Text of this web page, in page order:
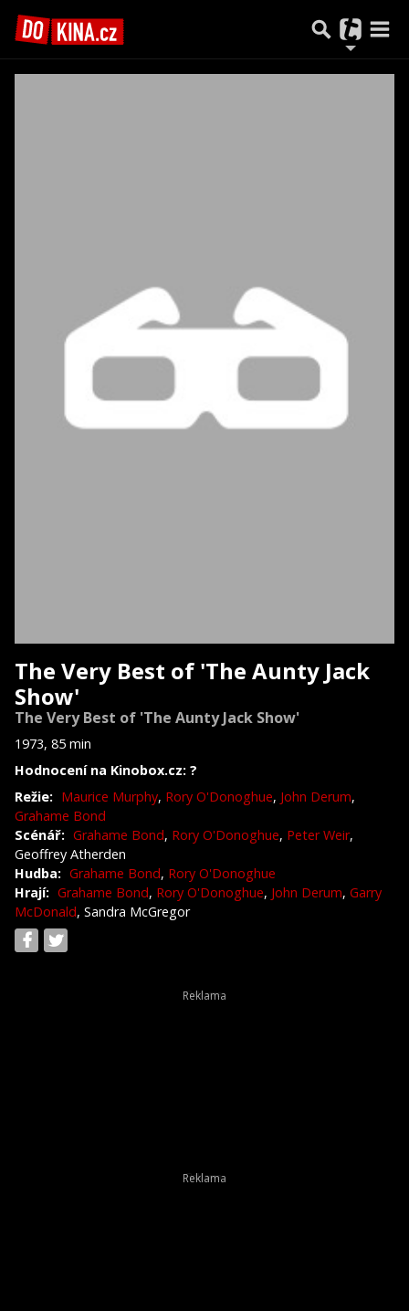
The Very Best of 'The Aunty Jack
Show'
The Very Best of 'The Aunty Jack Show'
1973, 85 min
Hodnocení na Kinobox.cz: ?
Režie: Maurice Murphy, Rory O'Donoghue, John Derum,
Grahame Bond
Scénář: Grahame Bond, Rory O'Donoghue, Peter Weir,
Geoffrey Atherden
Hudba: Grahame Bond, Rory O'Donoghue
Hrají: Grahame Bond, Rory O'Donoghue, John Derum, Garry
McDonald, Sandra McGregor